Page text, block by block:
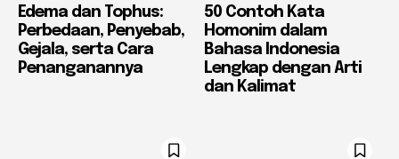
Edema dan Tophus:
Perbedaan, Penyebab,
Gejala, serta Cara
Penanganannya
50 Contoh Kata
Homonim dalam
Bahasa Indonesia
Lengkap dengan Arti
dan Kalimat